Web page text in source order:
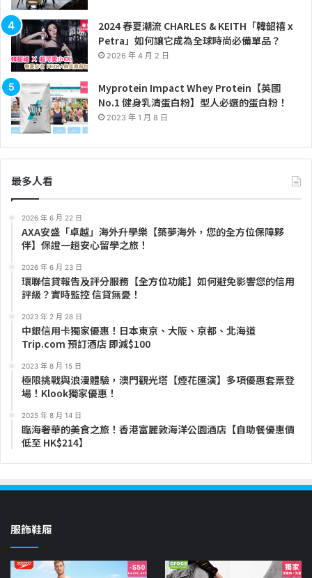
2024 春夏潮流 CHARLES & KEITH「韓韶禧 x
Petra」如何讓它成為全球時尚必備單品？
2026 年 4 月 2 日
Myprotein Impact Whey Protein【英國
No.1 健身乳清蛋白粉】型人必選的蛋白粉！
2023 年 1 月 8 日
最多人看
2026 年 6 月 22 日
AXA安盛「卓越」海外升學樂【築夢海外，您的全方位保障夥
伴】保證一趟安心留學之旅！
2026 年 6 月 23 日
環聯信貸報告及評分服務【全方位功能】如何避免影響您的信用
評級？實時監控 信貸無憂！
2023 年 2 月 28 日
中銀信用卡獨家優惠！日本東京、大阪、京都、北海道
Trip.com 預訂酒店 即減$100
2023 年 8 月 15 日
極限挑戰與浪漫體驗，澳門觀光塔【煙花匯演】多項優惠套票登
場！Klook獨家優惠！
2025 年 8 月 14 日
臨海奢華的美食之旅！香港富麗敦海洋公園酒店【自助餐優惠價
低至 HK$214】
服飾鞋履